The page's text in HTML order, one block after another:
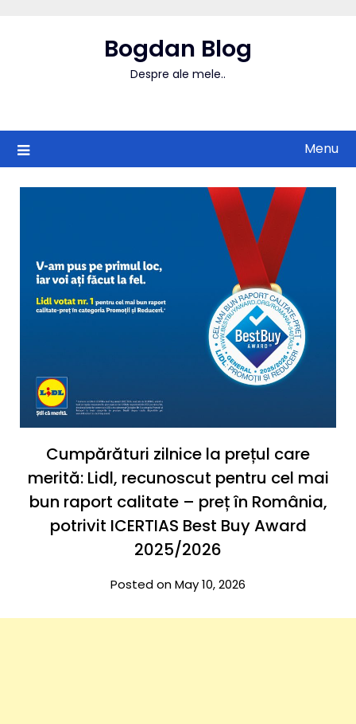
Bogdan Blog
Despre ale mele..
Menu
Cumpărături zilnice la prețul care
merită: Lidl, recunoscut pentru cel mai
bun raport calitate – preț în România,
potrivit ICERTIAS Best Buy Award
2025/2026
Posted on May 10, 2026